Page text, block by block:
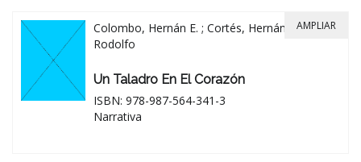
Colombo, Hernán E. ; Cortés, Hernán ; Morel,
Rodolfo
Un Taladro En El Corazón
ISBN: 978-987-564-341-3
Narrativa
AMPLIAR